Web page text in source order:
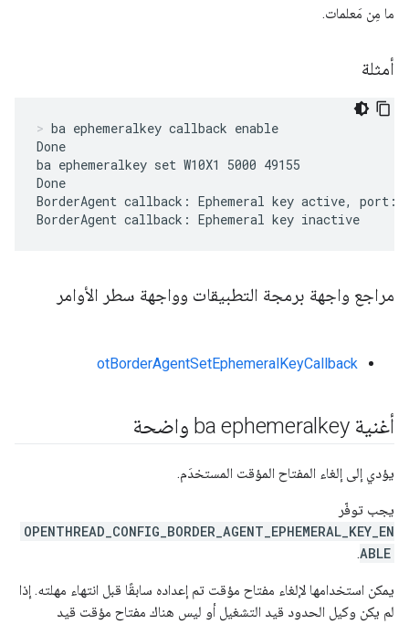
ما مِن مَعلمات.
أمثلة
ba ephemeralkey callback enable
Done
ba ephemeralkey set W10X1 5000 49155
Done
BorderAgent callback: Ephemeral key active,
BorderAgent callback: Ephemeral key inactive
مراجع واجهة برمجة التطبيقات وواجهة سطر الأوامر
otBorderAgentSetEphemeralKeyCallback
أغنية ba ephemeralkey واضحة
يؤدي إلى إلغاء المفتاح المؤقت المستخدَم.
يجب توفّر
OPENTHREAD_CONFIG_BORDER_AGENT_EPHEMERAL_KEY_EN
ABLE
.
يمكن استخدامها لإلغاء مفتاح مؤقت تم إعداده سابقًا قبل انتهاء مهلته. إذا
لم يكن وكيل الحدود قيد التشغيل أو ليس هناك مفتاح مؤقت قيد